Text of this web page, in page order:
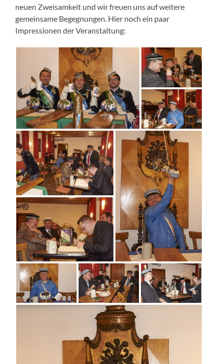
neuen Zweisamkeit und wir freuen uns auf weitere
gemeinsame Begegnungen. Hier noch ein paar
Impressionen der Veranstaltung: